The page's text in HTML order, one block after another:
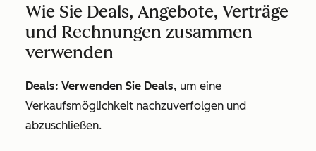
Wie Sie Deals, Angebote, Verträge
und Rechnungen zusammen
verwenden
Deals: Verwenden Sie Deals, um eine
Verkaufsmöglichkeit nachzuverfolgen und
abzuschließen.